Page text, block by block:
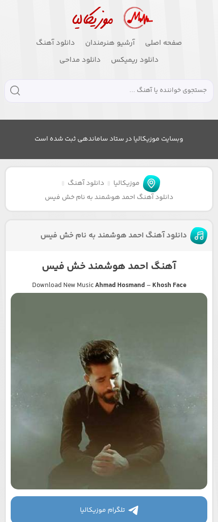
صفحه اصلی آرشیو هنرمندان
دانلود آهنگ
دانلود ریمیکس
دانلود مداحی
وبسایت موزیکالیا در ستاد ساماندهی ثبت شده است
موزیکالیا
دانلود آهنگ
دانلود آهنگ احمد هوشمند به نام خش فیس
دانلود آهنگ احمد هوشمند به نام خش فیس
آهنگ احمد هوشمند خش فیس
Download New MusicAhmad Hosmand – Khosh Face
تلگرام موزیکالیا